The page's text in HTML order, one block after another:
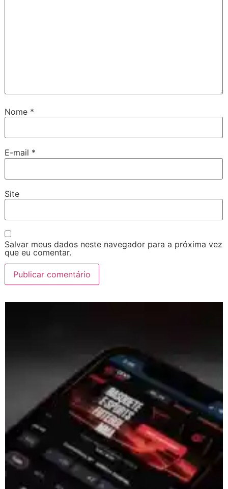
Nome *
E-mail *
Site
Salvar meus dados neste navegador para a próxima vez
que eu comentar.